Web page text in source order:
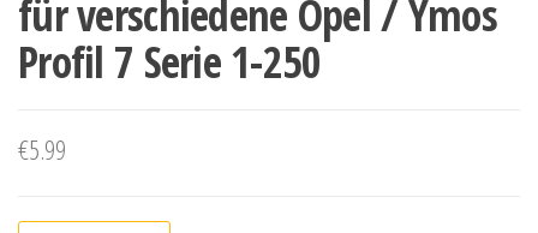
für verschiedene Opel / Ymos
Profil 7 Serie 1-250
€5.99